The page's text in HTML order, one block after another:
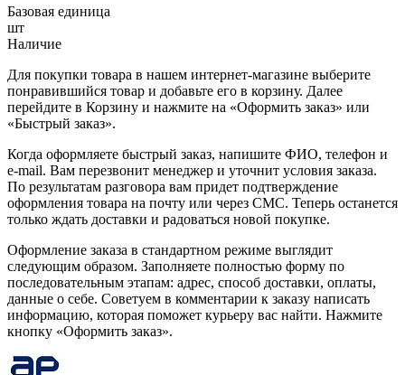
Базовая единица
шт
Наличие
Для покупки товара в нашем интернет-магазине выберите
понравившийся товар и добавьте его в корзину. Далее
перейдите в Корзину и нажмите на «Оформить заказ» или
«Быстрый заказ».
Когда оформляете быстрый заказ, напишите ФИО, телефон и
e-mail. Вам перезвонит менеджер и уточнит условия заказа.
По результатам разговора вам придет подтверждение
оформления товара на почту или через СМС. Теперь останется
только ждать доставки и радоваться новой покупке.
Оформление заказа в стандартном режиме выглядит
следующим образом. Заполняете полностью форму по
последовательным этапам: адрес, способ доставки, оплаты,
данные о себе. Советуем в комментарии к заказу написать
информацию, которая поможет курьеру вас найти. Нажмите
кнопку «Оформить заказ».